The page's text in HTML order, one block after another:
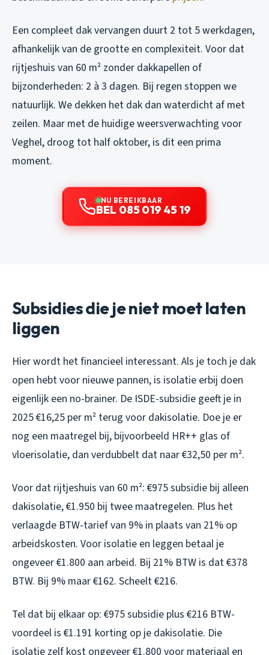
Een compleet dak vervangen duurt 2 tot 5 werkdagen,
afhankelijk van de grootte en complexiteit. Voor dat
rijtjeshuis van 60 m² zonder dakkapellen of
bijzonderheden: 2 à 3 dagen. Bij regen stoppen we
natuurlijk. We dekken het dak dan waterdicht af met
zeilen. Maar met de huidige weersverwachting voor
Veghel, droog tot half oktober, is dit een prima
moment.
NU BEREIKBAAR
BEL 085 019 45 19
Subsidies die je niet moet laten
liggen
Hier wordt het financieel interessant. Als je toch je dak
open hebt voor nieuwe pannen, is isolatie erbij doen
eigenlijk een no-brainer. De ISDE-subsidie geeft je in
2025 €16,25 per m² terug voor dakisolatie. Doe je er
nog een maatregel bij, bijvoorbeeld HR++ glas of
vloerisolatie, dan verdubbelt dat naar €32,50 per m².
Voor dat rijtjeshuis van 60 m²: €975 subsidie bij alleen
dakisolatie, €1.950 bij twee maatregelen. Plus het
verlaagde BTW-tarief van 9% in plaats van 21% op
arbeidskosten. Voor isolatie en leggen betaal je
ongeveer €1.800 aan arbeid. Bij 21% BTW is dat €378
BTW. Bij 9% maar €162. Scheelt €216.
Tel dat bij elkaar op: €975 subsidie plus €216 BTW-
voordeel is €1.191 korting op je dakisolatie. Die
isolatie zelf kost ongeveer €1.800 voor materiaal en